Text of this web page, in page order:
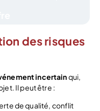
des risques
incertainqui,
Il peut être :
de qualité, conflit